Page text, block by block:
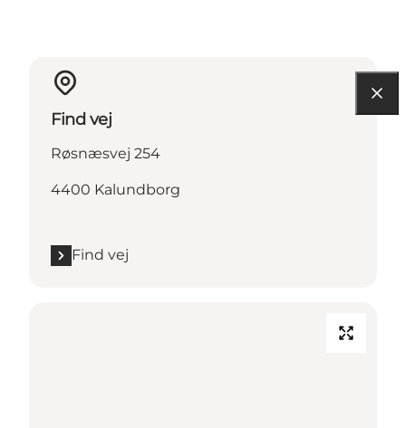
Find vej
Røsnæsvej 254
4400 Kalundborg
Find vej